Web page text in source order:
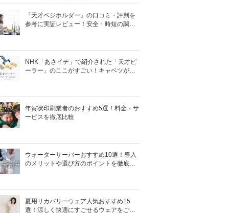
『天才ベジホルダー』の口コミ・評判を
参考に実証レビュー！安全・時短の調理
NHK「あさイチ」で紹介された「天才ピ
ーラー」のここがすごい！キャベツがほ
年賀状印刷業者のおすすめ5選！料金・サ
ービスを徹底比較
ウォーターサーバーおすすめ10選！導入
のメリットや選び方のポイントを徹底解
夏用リカバリーウェア人気おすすめ15
選！涼しく快適にすごせるウェアをご紹